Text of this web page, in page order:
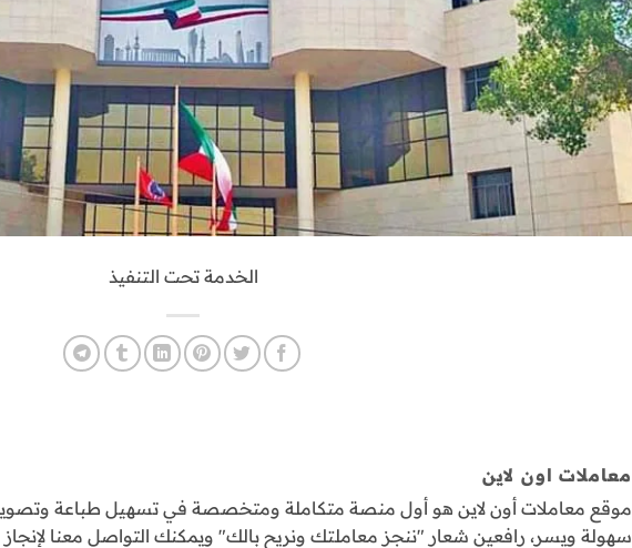
الخدمة تحت التنفيذ
معاملات اون لاين
موقع معاملات أون لاين هو أول منصة متكاملة ومتخصصة في تسهيل طباعة
سهولة ويسر، رافعين شعار "ننجز معاملتك ونريح بالك" ويمكنك التواصل معنا لإنجاز